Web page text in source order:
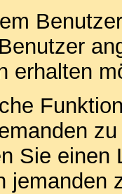
erhalten
Sie
jemanden